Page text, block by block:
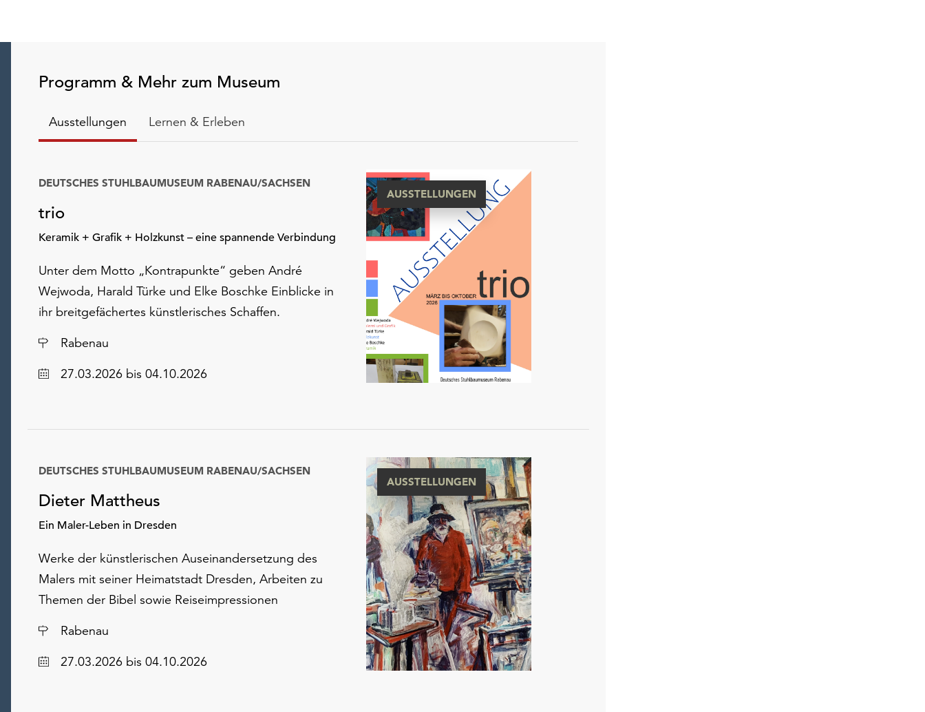
Programm & Mehr zum Museum
Ausstellungen Lernen & Erleben
trio
Keramik + Grafik + Holzkunst – eine spannende Verbindung
DEUTSCHES STUHLBAUMUSEUM RABENAU/SACHSEN
Unter dem Motto „Kontrapunkte“ geben André
Wejwoda, Harald Türke und Elke Boschke Einblicke in
ihr breitgefächertes künstlerisches Schaffen.
Ort
Rabenau
Datum27.03.2026 bis 04.10.2026
AUSSTELLUNGEN
Dieter Mattheus
Ein Maler-Leben in Dresden
DEUTSCHES STUHLBAUMUSEUM RABENAU/SACHSEN
Werke der künstlerischen Auseinandersetzung des
Malers mit seiner Heimatstadt Dresden, Arbeiten zu
Themen der Bibel sowie Reiseimpressionen
Ort
Rabenau
Datum27.03.2026 bis 04.10.2026
AUSSTELLUNGEN